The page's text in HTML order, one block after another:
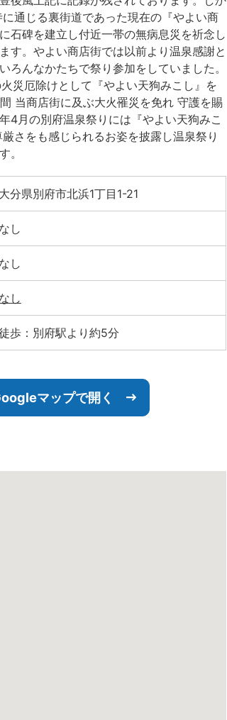
通じる裏街道であった現在の『やよい商
石碑を建立し付近一帯の無病息災を祈念し
す。やよい商店街では以前より温泉感謝と
ろんなかたちで祭り参加をしていました。
災厄除けとして『やよい天狗みこし』を
当商店街に及ぶ大火罹災を免れ 守護を賜
4月の別府温泉祭りには『やよい天狗みこ
さをも感じられるお姿を披露し温泉祭り
。
大分県別府市北浜1丁目1-21
なし
なし
なし
歩：別府駅より約5分
マップで開く